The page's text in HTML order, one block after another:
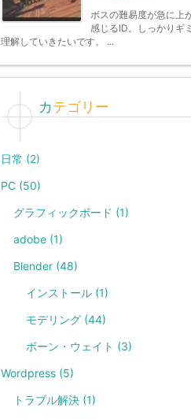
ボスの難易度が急に上
感じるID。しっかりギ
理解していきたいです。 ...
カテゴリー
日常 (2)
PC (50)
グラフィックボード (1)
adobe (1)
Blender (48)
インストール (1)
モデリング (44)
ボーン・ウェイト (3)
Wordpress (5)
トラブル解決 (1)